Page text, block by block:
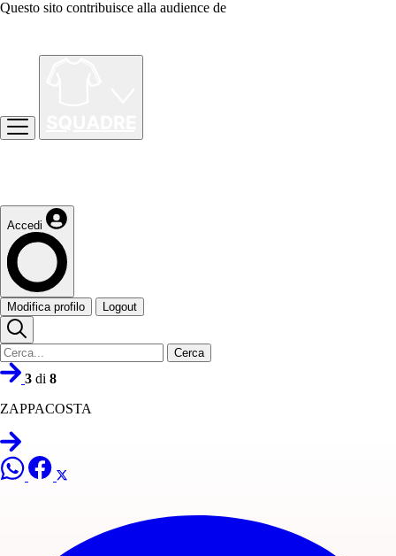
Questo sito contribuisce alla audience de
Accedi
Modifica profilo Logout
Cerca
3 di 8
ZAPPACOSTA